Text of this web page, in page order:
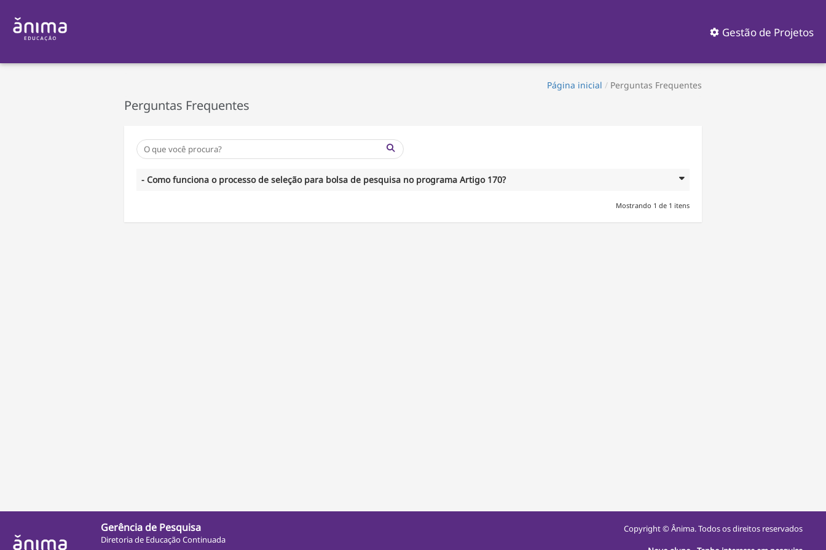
Gestão de Projetos
Página inicial / Perguntas Frequentes
Perguntas Frequentes
- Como funciona o processo de seleção para bolsa de pesquisa no programa Artigo 170?Mostrar resposta
Mostrando 1 de 1 itens
Gerência de Pesquisa
Diretoria de Educação Continuada
Copyright © Ânima. Todos os direitos reservados